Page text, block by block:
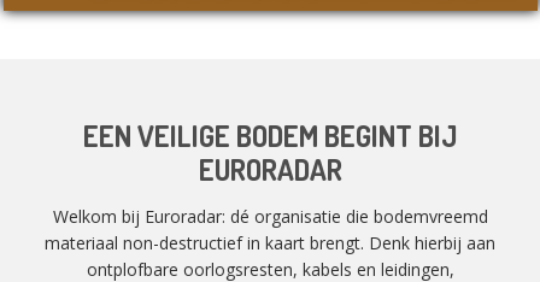
EEN VEILIGE BODEM BEGINT BIJ
EURORADAR
Welkom bij Euroradar: dé organisatie die bodemvreemd
materiaal non-destructief in kaart brengt. Denk hierbij aan
ontplofbare oorlogsresten, kabels en leidingen,